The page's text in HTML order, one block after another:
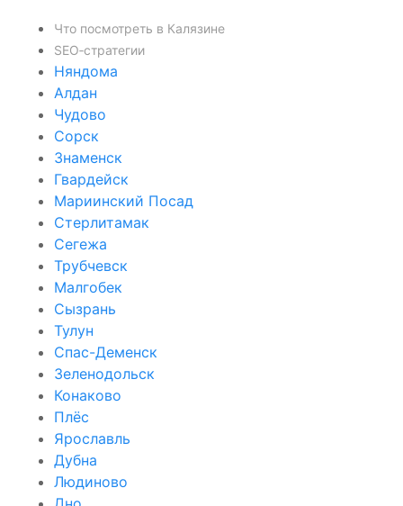
Что посмотреть в Калязине
SEO‑стратегии
Няндома
Алдан
Чудово
Сорск
Знаменск
Гвардейск
Мариинский Посад
Стерлитамак
Сегежа
Трубчевск
Малгобек
Сызрань
Тулун
Спас-Деменск
Зеленодольск
Конаково
Плёс
Ярославль
Дубна
Людиново